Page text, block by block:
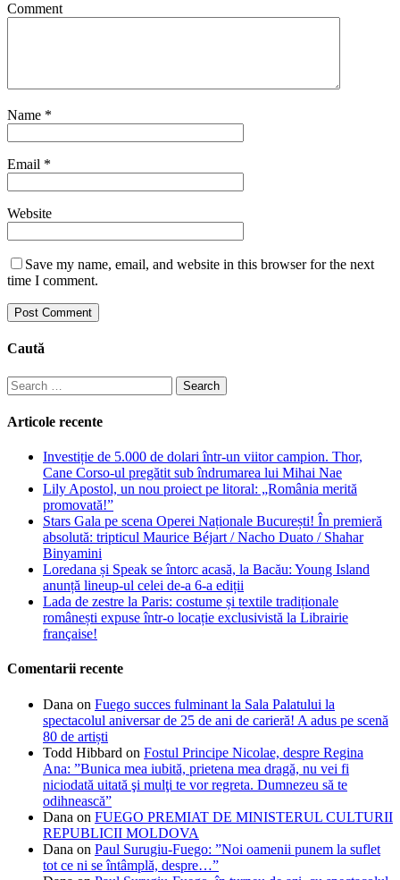
Comment
Name *
Email *
Website
Save my name, email, and website in this browser for the next
time I comment.
Caută
Search
for:
Articole recente
Investiție de 5.000 de dolari într-un viitor campion. Thor,
Cane Corso-ul pregătit sub îndrumarea lui Mihai Nae
Lily Apostol, un nou proiect pe litoral: „România merită
promovată!”
Stars Gala pe scena Operei Naționale București! În premieră
absolută: tripticul Maurice Béjart / Nacho Duato / Shahar
Binyamini
Loredana și Speak se întorc acasă, la Bacău: Young Island
anunță lineup-ul celei de-a 6-a ediții
Lada de zestre la Paris: costume și textile tradiționale
românești expuse într-o locație exclusivistă la Librairie
française!
Comentarii recente
Dana on Fuego succes fulminant la Sala Palatului la
spectacolul aniversar de 25 de ani de carieră! A adus pe scenă
80 de artiști
Todd Hibbard on Fostul Principe Nicolae, despre Regina
Ana: ”Bunica mea iubită, prietena mea dragă, nu vei fi
niciodată uitată şi mulţi te vor regreta. Dumnezeu să te
odihnească”
Dana on FUEGO PREMIAT DE MINISTERUL CULTURII
REPUBLICII MOLDOVA
Dana on Paul Surugiu-Fuego: ”Noi oamenii punem la suflet
tot ce ni se întâmplă, despre…”